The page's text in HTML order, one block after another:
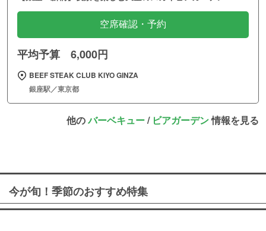
空席確認・予約
平均予算 6,000円
BEEF STEAK CLUB KIYO GINZA
銀座駅／東京都
他のバーベキュー/ ビアガーデン情報を見る
今が旬！季節のおすすめ特集